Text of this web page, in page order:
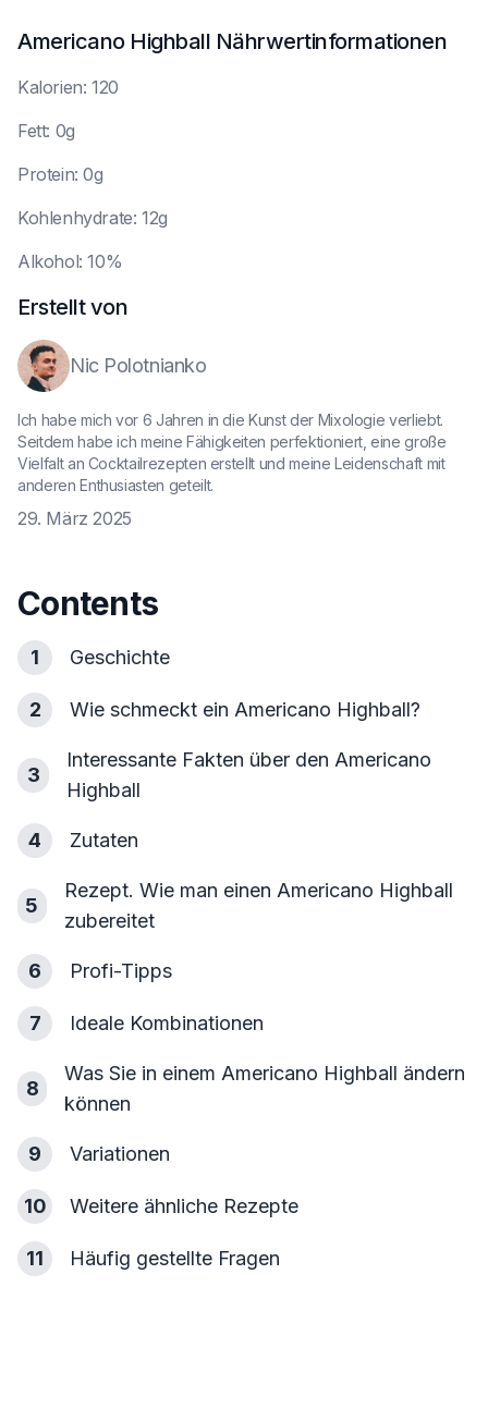
Americano Highball Nährwertinformationen
Kalorien: 120
Fett: 0g
Protein: 0g
Kohlenhydrate: 12g
Alkohol: 10%
Erstellt von
Nic Polotnianko
Ich habe mich vor 6 Jahren in die Kunst der Mixologie verliebt.
Seitdem habe ich meine Fähigkeiten perfektioniert, eine große
Vielfalt an Cocktailrezepten erstellt und meine Leidenschaft mit
anderen Enthusiasten geteilt.
29. März 2025
Contents
1 Geschichte
2 Wie schmeckt ein Americano Highball?
3
Interessante Fakten über den Americano
Highball
4 Zutaten
5
Rezept. Wie man einen Americano Highball
zubereitet
6 Profi-Tipps
7 Ideale Kombinationen
8
Was Sie in einem Americano Highball ändern
können
9 Variationen
10 Weitere ähnliche Rezepte
11 Häufig gestellte Fragen